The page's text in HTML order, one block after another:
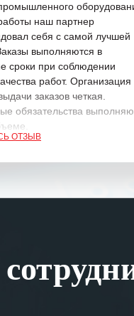
наш партнер
себя с самой лучшей
выполняются в
сроки при соблюдении
работ. Организация
заказов четкая.
обязательства
ценим сложившиеся между
ОТЗЫВ